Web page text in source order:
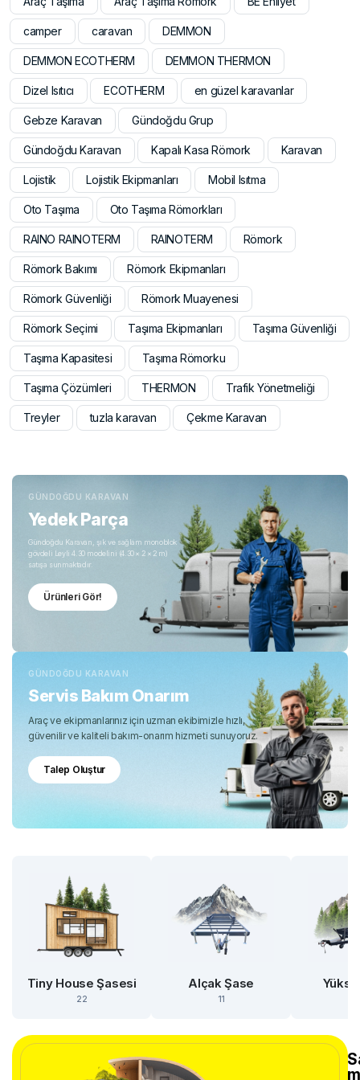
camper caravan DEMMON
DEMMON ECOTHERM DEMMON THERMON
Dizel Isıtıcı ECOTHERM en güzel karavanlar
Gebze Karavan Gündoğdu Grup
Gündoğdu Karavan Kapalı Kasa Römork Karavan
Lojistik Lojistik Ekipmanları Mobil Isıtma
Oto Taşıma Oto Taşıma Römorkları
RAINO RAINOTERM RAINOTERM Römork
Römork Bakımı Römork Ekipmanları
Römork Güvenliği Römork Muayenesi
Römork Seçimi Taşıma Ekipmanları Taşıma Güvenliği
Taşıma Kapasitesi Taşıma Römorku
Taşıma Çözümleri THERMON Trafik Yönetmeliği
Treyler tuzla karavan Çekme Karavan
GÜNDOĞDU KARAVAN
Yedek Parça
Gündoğdu Karavan, şık ve sağlam monoblok
gövdeli Leyli 4.30 modelini (4.30 × 2 × 2 m)
satışa sunmaktadır.
Ürünleri Gör!
GÜNDOĞDU KARAVAN
Servis Bakım Onarım
Araç ve ekipmanlarınız için uzman ekibimizle hızlı,
güvenilir ve kaliteli bakım-onarım hizmeti sunuyoruz.
Talep Oluştur
Tiny House Şasesi
22
Alçak Şase
11